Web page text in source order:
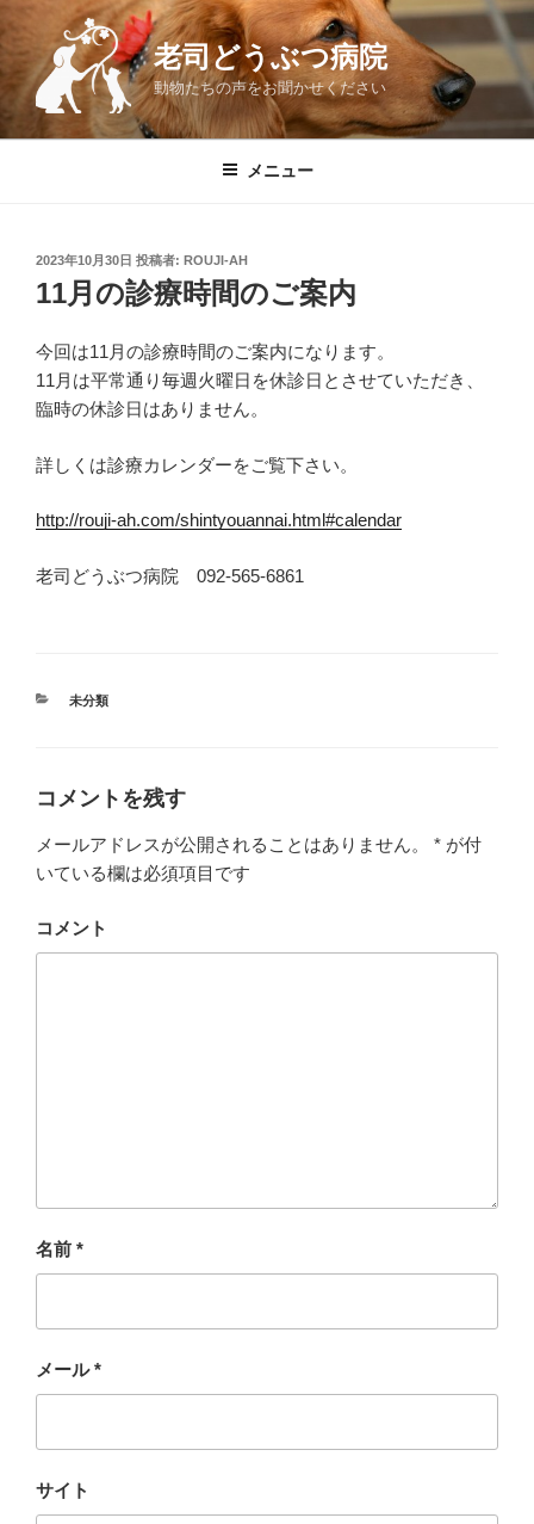
ン
テ
老司どうぶつ病院
動物たちの声をお聞かせください
メニュー
投
稿
日:
2023年10月30日 投稿者: ROUJI-AH
11月の診療時間のご案内
今回は11月の診療時間のご案内になります。
11月は平常通り毎週火曜日を休診日とさせていただき、
臨時の休診日はありません。
詳しくは診療カレンダーをご覧下さい。
http://rouji-ah.com/shintyouannai.html#calendar
老司どうぶつ病院 092-565-6861
カ
ー
未分類
コメントを残す
メールアドレスが公開されることはありません。 * が付
いている欄は必須項目です
コメント
名前 *
メール*
サイト